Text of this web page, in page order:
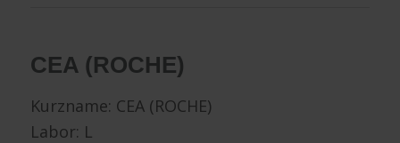
CEA(ROCHE)
Kurzname: CEA(ROCHE)
Labor: L